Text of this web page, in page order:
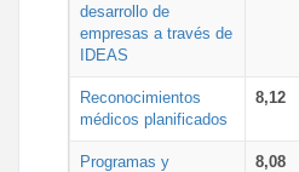
desarrollo de
empresas a través de
IDEAS
Reconocimientos
médicos planificados
8,12
Programas y
8,08